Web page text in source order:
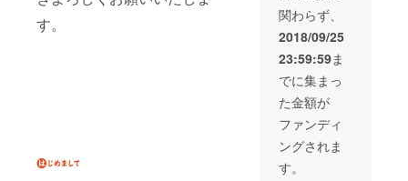
す。
魚いち
ばか
ら・・
とって
思い入
れのあ
る加工
品を
セット
でお届
りま
す。写
真は一
例と
なって
おりま
すが、
同等の
内容量
は保証
しま
三陸産
の新鮮
な豪華
食材を
メイン
に使用
した、
スペ
シャル
海鮮丼
関わらず、
2018/09/25
23:59:59ま
でに集まっ
た金額が
ファンディ
ングされま
す。